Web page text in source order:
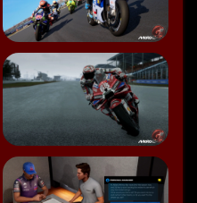
der MotoGB Natürlich
Klassen wieder dabei.
ja?
muss ist dieses Jahr wird
offizielles Formel ein-
nur ein Update.